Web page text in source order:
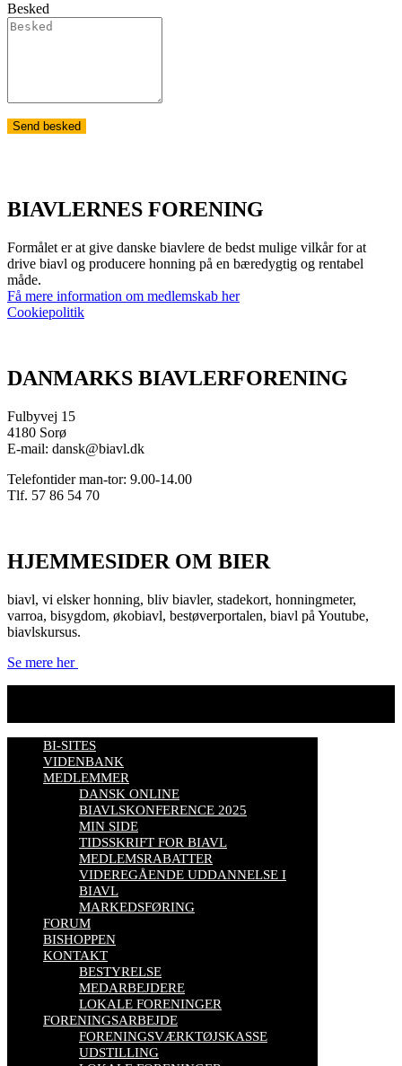
Besked
Send besked
BIAVLERNES FORENING
Formålet er at give danske biavlere de bedst mulige vilkår for at
drive biavl og producere honning på en bæredygtig og rentabel
måde.
Få mere information om medlemskab her
Cookiepolitik
DANMARKS BIAVLERFORENING
Fulbyvej 15
4180 Sorø
E-mail: dansk@biavl.dk
Telefontider man-tor: 9.00-14.00
Tlf. 57 86 54 70
HJEMMESIDER OM BIER
biavl, vi elsker honning, bliv biavler, stadekort, honningmeter,
varroa, bisygdom, økobiavl, bestøverportalen, biavl på Youtube,
biavlskursus.
Se mere her
BI-SITES
VIDENBANK
MEDLEMMER
DANSK ONLINE
BIAVLSKONFERENCE 2025
MIN SIDE
TIDSSKRIFT FOR BIAVL
MEDLEMSRABATTER
VIDEREGÅENDE UDDANNELSE I
BIAVL
MARKEDSFØRING
FORUM
BISHOPPEN
KONTAKT
BESTYRELSE
MEDARBEJDERE
LOKALE FORENINGER
FORENINGSARBEJDE
FORENINGSVÆRKTØJSKASSE
UDSTILLING